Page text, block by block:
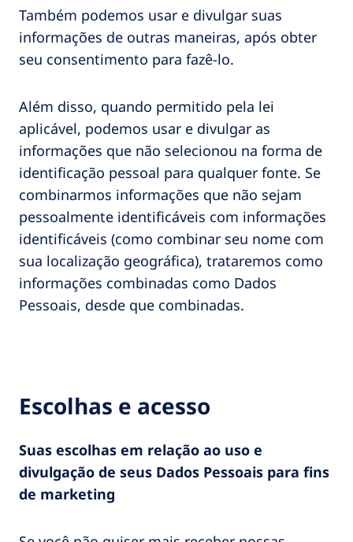
Também podemos usar e divulgar suas
informações de outras maneiras, após obter
seu consentimento para fazê-lo.
Além disso, quando permitido pela lei
aplicável, podemos usar e divulgar as
informações que não selecionou na forma de
identificação pessoal para qualquer fonte. Se
combinarmos informações que não sejam
pessoalmente identificáveis ​​com informações
identificáveis ​​(como combinar seu nome com
sua localização geográfica), trataremos como
informações combinadas como Dados
Pessoais, desde que combinadas.
Escolhas e acesso
Suas escolhas em relação ao uso e
divulgação de seus Dados Pessoais para fins
de marketing